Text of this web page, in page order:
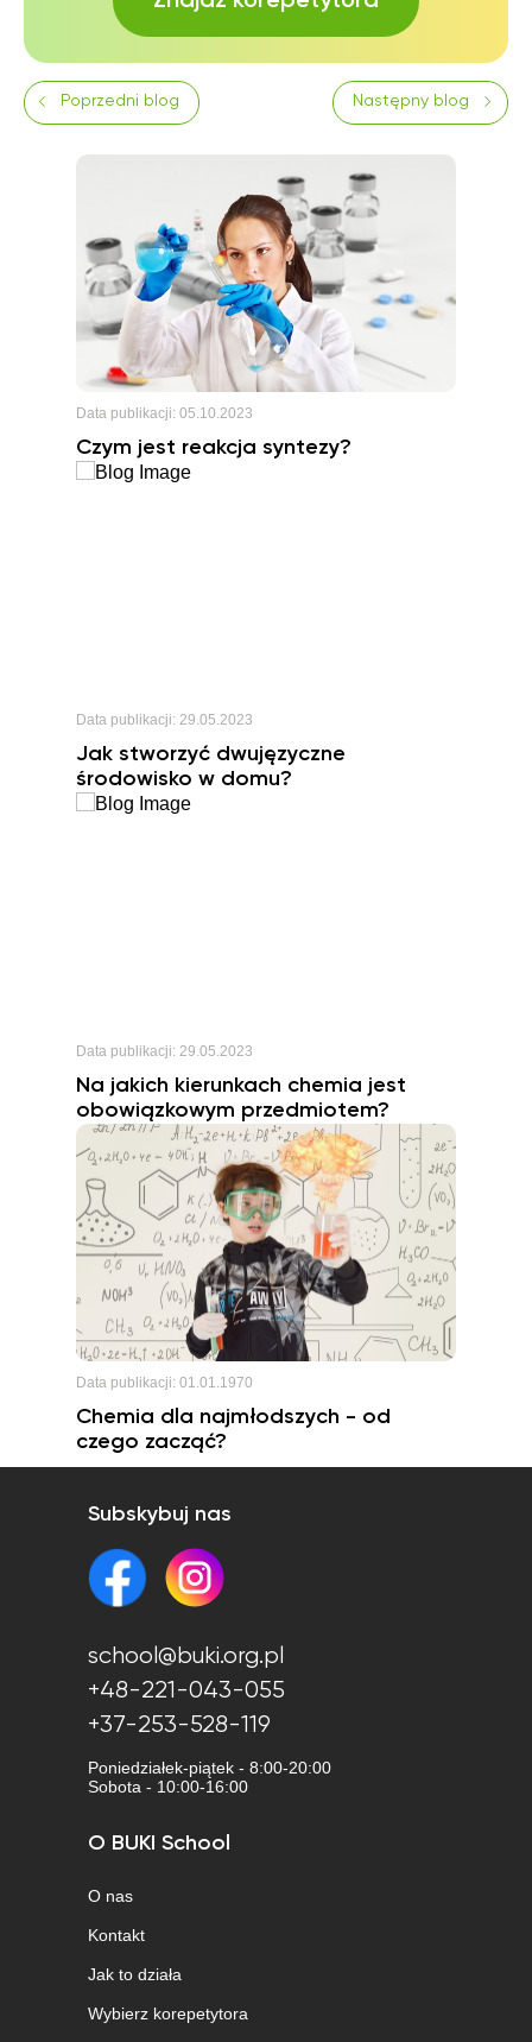
Poprzedni blog Następny blog
Data publikacji: 05.10.2023
Czym jest reakcja syntezy?
Data publikacji: 29.05.2023
Jak stworzyć dwujęzyczne
środowisko w domu?
Data publikacji: 29.05.2023
Na jakich kierunkach chemia jest
obowiązkowym przedmiotem?
Data publikacji: 01.01.1970
Chemia dla najmłodszych - od
czego zacząć?
Subskybuj nas
school@buki.org.pl
+48-221-043-055
+37-253-528-119
Poniedziałek-piątek - 8:00-20:00
Sobota - 10:00-16:00
O BUKI School
O nas
Kontakt
Jak to działa
Wybierz korepetytora